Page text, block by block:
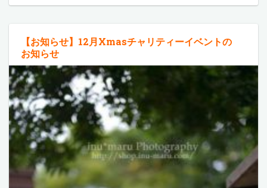
【お知らせ】12月Xmasチャリティーイベントの
お知らせ